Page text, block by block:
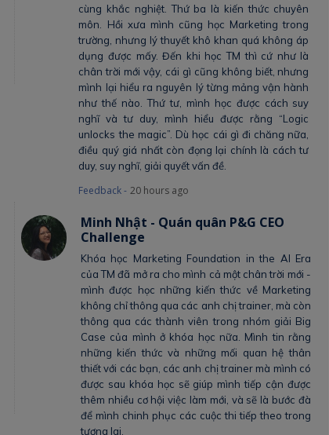
cùng khắc nghiệt. Thứ ba là kiến thức chuyên
môn. Hồi xưa mình cũng học Marketing trong
trường, nhưng lý thuyết khô khan quá không áp
dụng được mấy. Đến khi học TM thì cứ như là
chân trời mới vậy, cái gì cũng không biết, nhưng
mình lại hiểu ra nguyên lý từng mảng vận hành
như thế nào. Thứ tư, mình học được cách suy
nghĩ và tư duy, mình hiểu được rằng “Logic
unlocks the magic”. Dù học cái gì đi chăng nữa,
điều quý giá nhất còn đọng lại chính là cách tư
duy, suy nghĩ, giải quyết vấn đề.
Feedback - 20 hours ago
Minh Nhật - Quán quân P&G CEO
Challenge
Khóa học Marketing Foundation in the AI Era
của TM đã mở ra cho mình cả một chân trời mới -
mình được học những kiến thức về Marketing
không chỉ thông qua các anh chị trainer, mà còn
thông qua các thành viên trong nhóm giải Big
Case của mình ở khóa học nữa. Mình tin rằng
những kiến thức và những mối quan hệ thân
thiết với các bạn, các anh chị trainer mà mình có
được sau khóa học sẽ giúp mình tiếp cận được
thêm nhiều cơ hội việc làm mới, và sẽ là bước đà
để mình chinh phục các cuộc thi tiếp theo trong
tương lai.